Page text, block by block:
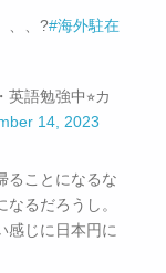
、、?#海外駐在
語勉強中⭐︎カ
14, 2023
ることになるな
るだろうし。
感じに日本円に